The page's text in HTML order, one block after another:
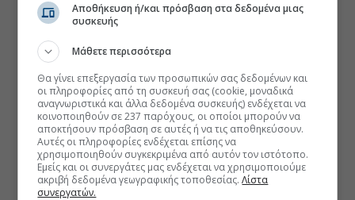
Αποθήκευση ή/και πρόσβαση στα δεδομένα μιας
συσκευής
Μάθετε περισσότερα
Θα γίνει επεξεργασία των προσωπικών σας δεδομένων και
οι πληροφορίες από τη συσκευή σας (cookie, μοναδικά
αναγνωριστικά και άλλα δεδομένα συσκευής) ενδέχεται να
κοινοποιηθούν σε 237 παρόχους, οι οποίοι μπορούν να
αποκτήσουν πρόσβαση σε αυτές ή να τις αποθηκεύσουν.
Αυτές οι πληροφορίες ενδέχεται επίσης να
χρησιμοποιηθούν συγκεκριμένα από αυτόν τον ιστότοπο.
Εμείς και οι συνεργάτες μας ενδέχεται να χρησιμοποιούμε
ακριβή δεδομένα γεωγραφικής τοποθεσίας.Λίστα
συνεργατών.